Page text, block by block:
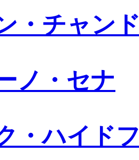
・チャン
ノ・セナ
・ハイド